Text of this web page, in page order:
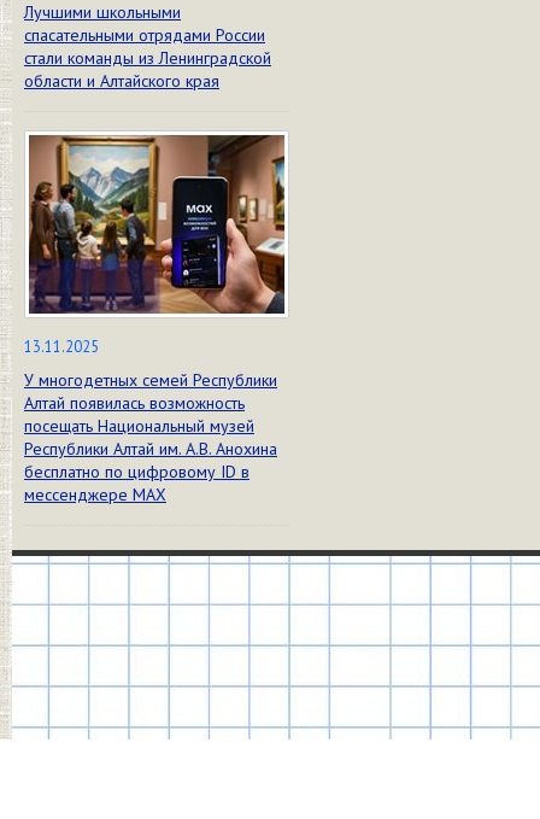
Лучшими школьными
спасательными отрядами России
стали команды из Ленинградской
области и Алтайского края
13.11.2025
У многодетных семей Республики
Алтай появилась возможность
посещать Национальный музей
Республики Алтай им. А.В. Анохина
бесплатно по цифровому ID в
мессенджере МАХ